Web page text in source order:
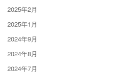
2025年2月
2025年1月
2024年9月
2024年8月
2024年7月